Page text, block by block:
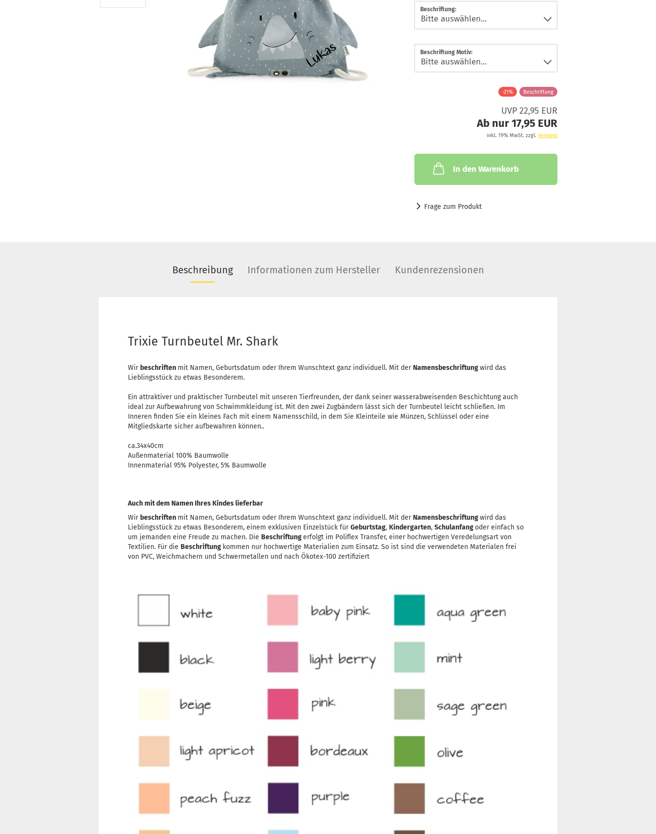
Beschriftung:
Beschriftung Motiv:
-21% Beschriftung
UVP 22,95 EUR
Ab nur 17,95 EUR
inkl. 19% MwSt. zzgl. Versand
In den Warenkorb
Frage zum Produkt
Beschreibung Informationen zum Hersteller Kundenrezensionen
Trixie Turnbeutel Mr. Shark
Wir beschriften mit Namen, Geburtsdatum oder Ihrem Wunschtext ganz individuell. Mit der Namensbeschriftungwird das
Lieblingsstück zu etwas Besonderem.
Ein attraktiver und praktischer Turnbeutel mit unseren Tierfreunden, der dank seiner wasserabweisenden Beschichtung auch
ideal zur Aufbewahrung von Schwimmkleidung ist. Mit den zwei Zugbändern lässt sich der Turnbeutel leicht schließen. Im
Inneren finden Sie ein kleines Fach mit einem Namensschild, in dem Sie Kleinteile wie Münzen, Schlüssel oder eine
Mitgliedskarte sicher aufbewahren können..
ca.34x40cm
Außenmaterial 100% Baumwolle
Innenmaterial 95% Polyester, 5% Baumwolle
Auch mit dem Namen Ihres Kindes lieferbar
Wir beschriften mit Namen, Geburtsdatum oder Ihrem Wunschtext ganz individuell. Mit der Namensbeschriftungwird das
Lieblingsstück zu etwas Besonderem, einem exklusiven Einzelstück fürGeburtstag, Kindergarten, Schulanfangoder einfach so
um jemanden eine Freude zu machen. Die Beschriftungerfolgt im Poliflex Transfer, einer hochwertigen Veredelungsart von
Textilien. Für die Beschriftung kommen nur hochwertige Materialien zum Einsatz. So ist sind die verwendeten Materialen frei
von PVC, Weichmachern und Schwermetallen und nach Ökotex-100 zertifiziert